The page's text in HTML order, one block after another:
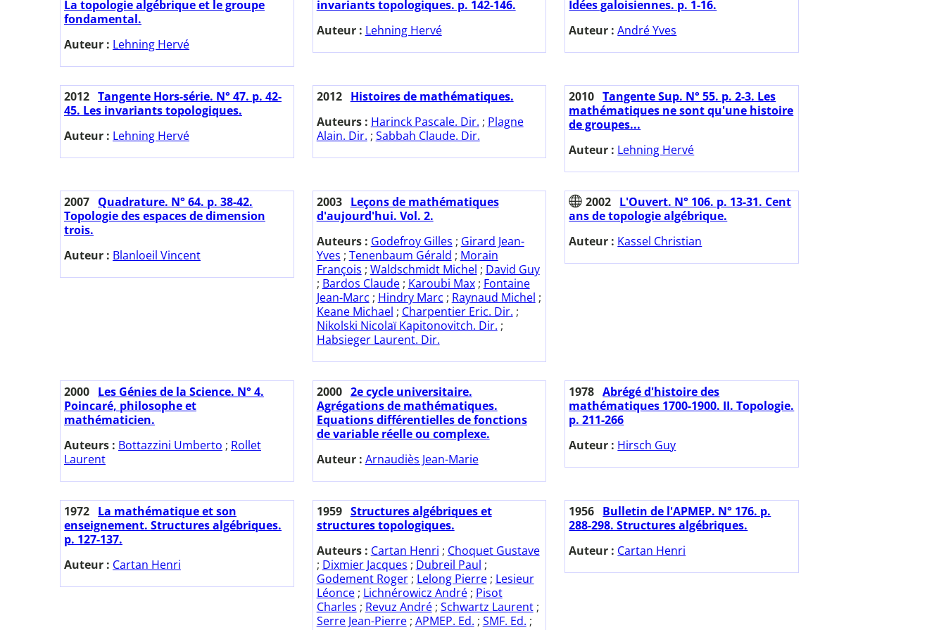
La topologie algébrique et le groupe
fondamental.
Auteur : Lehning Hervé
invariants topologiques. p. 142-146.
Auteur : Lehning Hervé
Idées galoisiennes. p. 1-16.
Auteur :André Yves
2012 Tangente Hors-série. N° 47. p. 42-
45. Les invariants topologiques.
Auteur : Lehning Hervé
2012
Histoires de mathématiques.
Auteurs : Harinck Pascale. Dir. ; Plagne
Alain. Dir. ; Sabbah Claude. Dir.
2010 Tangente Sup. N° 55. p. 2-3. Les
mathématiques ne sont qu'une histoire
de groupes...
Auteur : Lehning Hervé
2007 Quadrature. N° 64. p. 38-42.
Topologie des espaces de dimension
trois.
Auteur : Blanloeil Vincent
2003
Leçons de mathématiques
d'aujourd'hui. Vol. 2.
Auteurs : Godefroy Gilles ; Girard Jean-
Yves ; Tenenbaum Gérald ; Morain
François ; Waldschmidt Michel ; David Guy
; Bardos Claude; Karoubi Max; Fontaine
Jean-Marc ; Hindry Marc ; Raynaud Michel ;
Keane Michael ; Charpentier Eric. Dir. ;
Nikolski Nicolaï Kapitonovitch. Dir. ;
Habsieger Laurent. Dir.
2002 L'Ouvert. N° 106. p. 13-31. Cent
ans de topologie algébrique.
Auteur : Kassel Christian
2000 Les Génies de la Science. N° 4.
Poincaré, philosophe et
mathématicien.
Auteurs : Bottazzini Umberto ; Rollet
Laurent
2000 2e cycle universitaire.
Agrégations de mathématiques.
Equations différentielles de fonctions
de variable réelle ou complexe.
Auteur : Arnaudiès Jean-Marie
1978 Abrégé d'histoire des
mathématiques 1700-1900. II. Topologie.
p. 211-266
Auteur : Hirsch Guy
1972 La mathématique et son
enseignement. Structures algébriques.
p. 127-137.
Auteur : Cartan Henri
1959 Structures algébriques et
structures topologiques.
Auteurs : Cartan Henri ; Choquet Gustave
; Dixmier Jacques ; Dubreil Paul ;
Godement Roger; Lelong Pierre; Lesieur
Léonce; Lichnérowicz André; Pisot
Charles ; Revuz André; Schwartz Laurent;
Serre Jean-Pierre; APMEP. Ed. ; SMF. Ed. ;
1956 Bulletin de l'APMEP. N° 176. p.
288-298. Structures algébriques.
Auteur : Cartan Henri